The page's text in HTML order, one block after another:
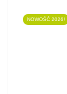
NOWOŚĆ 2026!